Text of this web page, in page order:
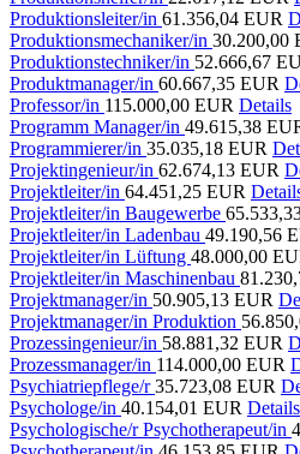
Produktionsleiter/in 61.356,04 EUR
Produktionsmechaniker/in 30.200,00
Produktionstechniker/in 52.666,67
Produktmanager/in 60.667,35 EUR
Professor/in 115.000,00 EUR Details
Programm Manager/in 49.615,38
Programmierer/in 35.035,18 EUR
Projektingenieur/in 62.674,13 EUR
Projektleiter/in 64.451,25 EUR
Projektleiter/in Baugewerbe
Projektleiter/in Ladenbau 49.190,56
Projektleiter/in Lüftung 48.000,00
Projektleiter/in Maschinenbau
Projektmanager/in 50.905,13 EUR
Projektmanager/in Produktion
Prozessingenieur/in 58.881,32 EUR
Prozessmanager/in 114.000,00 EUR
Psychiatriepflege/r35.723,08 EUR
Psychologe/in 40.154,01 EUR Details
Psychologische/r Psychotherapeut/in